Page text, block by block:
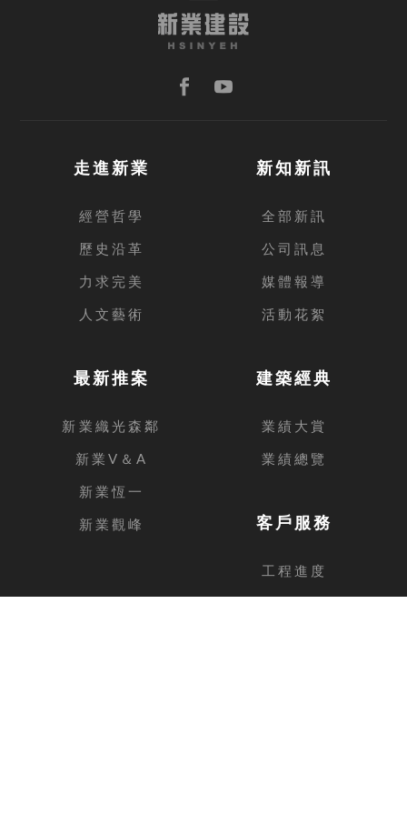
走進新業
經營哲學
歷史沿革
力求完美
人文藝術
新知新訊
全部新訊
公司訊息
媒體報導
活動花絮
最新推案
新業織光森鄰
新業V＆A
新業恆一
新業觀峰
建築經典
業績大賞
業績總覽
客戶服務
工程進度